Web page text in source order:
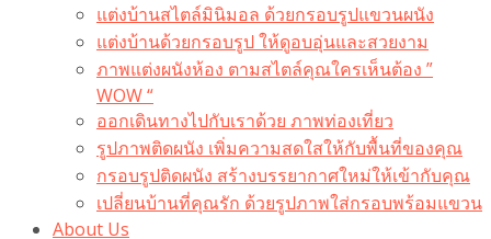
แต่งบ้านสไตล์มินิมอล ด้วยกรอบรูปแขวนผนัง
แต่งบ้านด้วยกรอบรูป ให้ดูอบอุ่นและสวยงาม
ภาพแต่งผนังห้อง ตามสไตล์คุณใครเห็นต้อง ”
WOW “
ออกเดินทางไปกับเราด้วย ภาพท่องเที่ยว
รูปภาพติดผนัง เพิ่มความสดใสให้กับพื้นที่ของคุณ
กรอบรูปติดผนัง สร้างบรรยากาศใหม่ให้เข้ากับคุณ
เปลี่ยนบ้านที่คุณรัก ด้วยรูปภาพใส่กรอบพร้อมแขวน​
About Us